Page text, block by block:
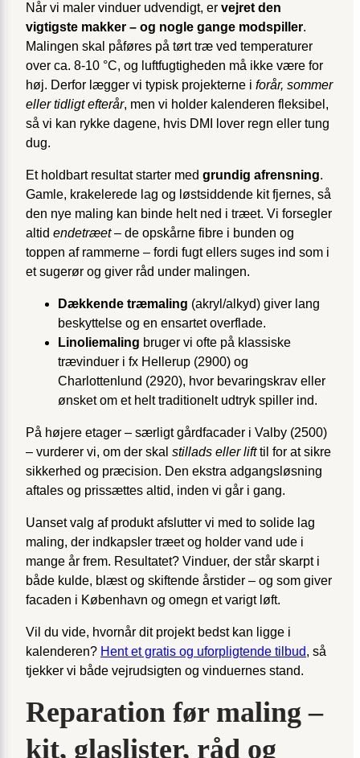
Når vi maler vinduer udvendigt, er vejret den
vigtigste makker – og nogle gange modspiller.
Malingen skal påføres på tørt træ ved temperaturer
over ca. 8-10 °C, og luftfugtigheden må ikke være for
høj. Derfor lægger vi typisk projekterne i forår, sommer
eller tidligt efterår, men vi holder kalenderen fleksibel,
så vi kan rykke dagene, hvis DMI lover regn eller tung
dug.
Et holdbart resultat starter med grundig afrensning.
Gamle, krakelerede lag og løstsiddende kit fjernes, så
den nye maling kan binde helt ned i træet. Vi forsegler
altid endetræet– de opskårne fibre i bunden og
toppen af rammerne – fordi fugt ellers suges ind som i
et sugerør og giver råd under malingen.
Dækkende træmaling (akryl/alkyd) giver lang
beskyttelse og en ensartet overflade.
Linoliemaling bruger vi ofte på klassiske
trævinduer i fx Hellerup (2900) og
Charlottenlund (2920), hvor bevaringskrav eller
ønsket om et helt traditionelt udtryk spiller ind.
På højere etager – særligt gårdfacader i Valby (2500)
– vurderer vi, om der skal stillads eller lifttil for at sikre
sikkerhed og præcision. Den ekstra adgangsløsning
aftales og prissættes altid, inden vi går i gang.
Uanset valg af produkt afslutter vi med to solide lag
maling, der indkapsler træet og holder vand ude i
mange år frem. Resultatet? Vinduer, der står skarpt i
både kulde, blæst og skiftende årstider – og som giver
facaden i København og omegn et varigt løft.
Vil du vide, hvornår dit projekt bedst kan ligge i
kalenderen? Hent et gratis og uforpligtende tilbud, så
tjekker vi både vejrudsigten og vinduernes stand.
Reparation før maling –
kit, glaslister, råd og